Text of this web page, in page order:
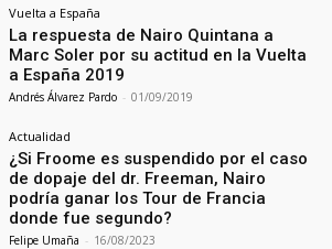
Vuelta a España
La respuesta de Nairo Quintana a
Marc Soler por su actitud en la Vuelta
a España 2019
Andrés Álvarez Pardo - 01/09/2019
Actualidad
¿Si Froome es suspendido por el caso
de dopaje del dr. Freeman, Nairo
podría ganar los Tour de Francia
donde fue segundo?
Felipe Umaña - 16/08/2023